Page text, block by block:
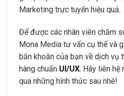
Marketing trực tuyến hiệu quả.
Để được các nhân viên chăm
Mona Media tư vấn cụ thể và
băn khoăn của bạn về dịch vụ
hàng chuẩn UI/UX. Hãy liên
qua những hình thức sau nhé!